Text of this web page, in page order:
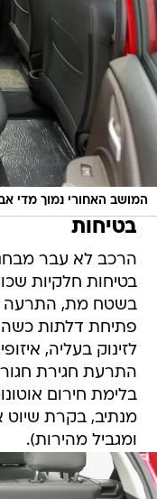
המושב האחורי נמוך מדי
בטיחות
הרכב לא עבר
בשטח מת, התרעה
פתיחת דלתות
לזינוק בעליה,
התרעת חגירת
בלימת חירום
מנתיב, בקרת שיוט
ומגביל מהירות).